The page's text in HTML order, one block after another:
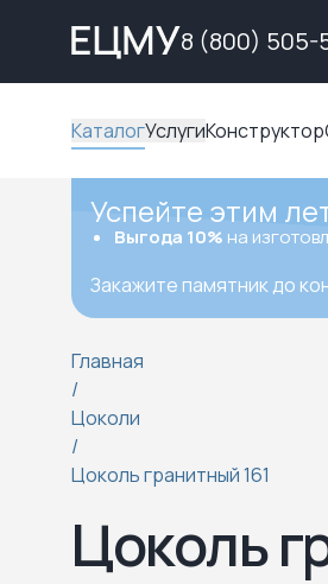
8 (800) 505-
КаталогУслугиКонструктор
Успейте этим
Выгода 10% на
Закажите памятник до
Главная
/
Цоколи
/
Цоколь гранитный 161
Цоколь